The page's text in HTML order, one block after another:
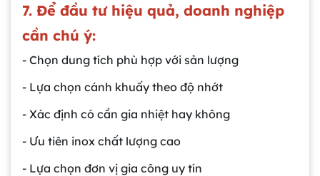
7. Để đầu tư hiệu quả, doanh nghiệp
cần chú ý:
- Chọn dung tích phù hợp với sản lượng
- Lựa chọn cánh khuấy theo độ nhớt
- Xác định có cần gia nhiệt hay không
- Ưu tiên inox chất lượng cao
- Lựa chọn đơn vị gia công uy tín